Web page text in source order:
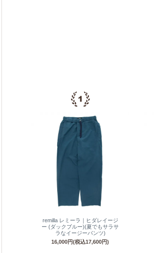
remilla レミーラ｜ヒダレイージ
ー (ダックブルー)(夏でもサラサ
ラなイージーパンツ)
16,000円(税込17,600円)